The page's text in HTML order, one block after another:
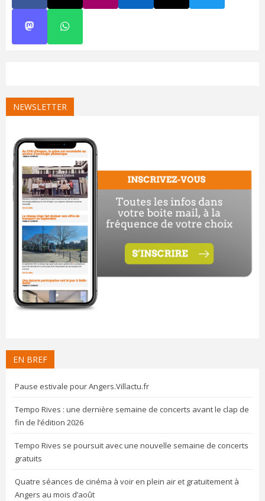
NEWSLETTER
EN BREF
Pause estivale pour Angers.Villactu.fr
Tempo Rives : une dernière semaine de concerts avant le clap de
fin de l’édition 2026
Tempo Rives se poursuit avec une nouvelle semaine de concerts
gratuits
Quatre séances de cinéma à voir en plein air et gratuitement à
Angers au mois d’août